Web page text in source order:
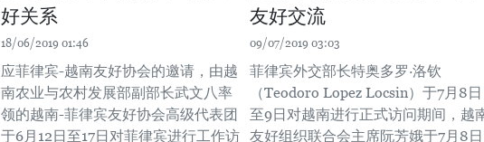
好关系
18/06/2019 01:46
应菲律宾-越南友好协会的邀请，由越
南农业与农村发展部副部长武文八率
领的越南-菲律宾友好协会高级代表团
于6月12日至17日对菲律宾进行工作访
友好交流
09/07/2019 03:03
菲律宾外交部长特奥多罗·洛钦
（Teodoro Lopez Locsin）于7月8日
至9日对越南进行正式访问期间，越
友好组织联合会主席阮芳娥于7月8日